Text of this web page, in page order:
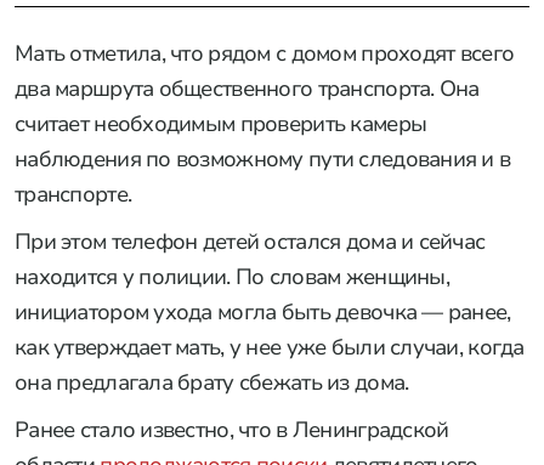
Мать отметила, что рядом с домом проходят всего
два маршрута общественного транспорта. Она
считает необходимым проверить камеры
наблюдения по возможному пути следования и в
транспорте.
При этом телефон детей остался дома и сейчас
находится у полиции. По словам женщины,
инициатором ухода могла быть девочка — ранее,
как утверждает мать, у нее уже были случаи, когда
она предлагала брату сбежать из дома.
Ранее стало известно, что в Ленинградской